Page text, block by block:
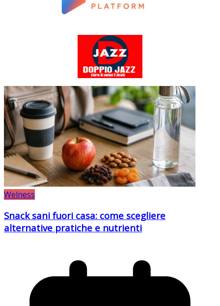
Welness
Snack sani fuori casa: come scegliere
alternative pratiche e nutrienti